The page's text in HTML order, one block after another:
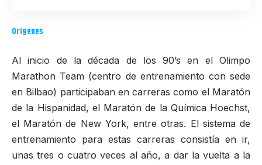
Orígenes
Al inicio de la década de los 90’s en el Olimpo
Marathon Team (centro de entrenamiento con sede
en Bilbao) participaban en carreras como el Maratón
de la Hispanidad, el Maratón de la Química Hoechst,
el Maratón de New York, entre otras. El sistema de
entrenamiento para estas carreras consistía en ir,
unas tres o cuatro veces al año, a dar la vuelta a la